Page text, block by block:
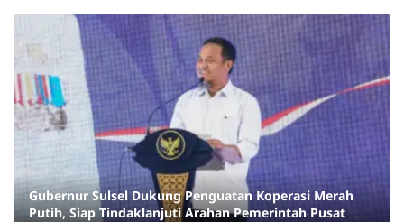
Gubernur Sulsel Dukung Penguatan Koperasi Merah
Putih, Siap Tindaklanjuti Arahan Pemerintah Pusat